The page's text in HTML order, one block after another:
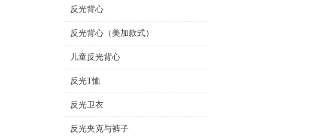
反光背心
反光背心（美加款式）
儿童反光背心
反光T恤
反光卫衣
反光夹克与裤子